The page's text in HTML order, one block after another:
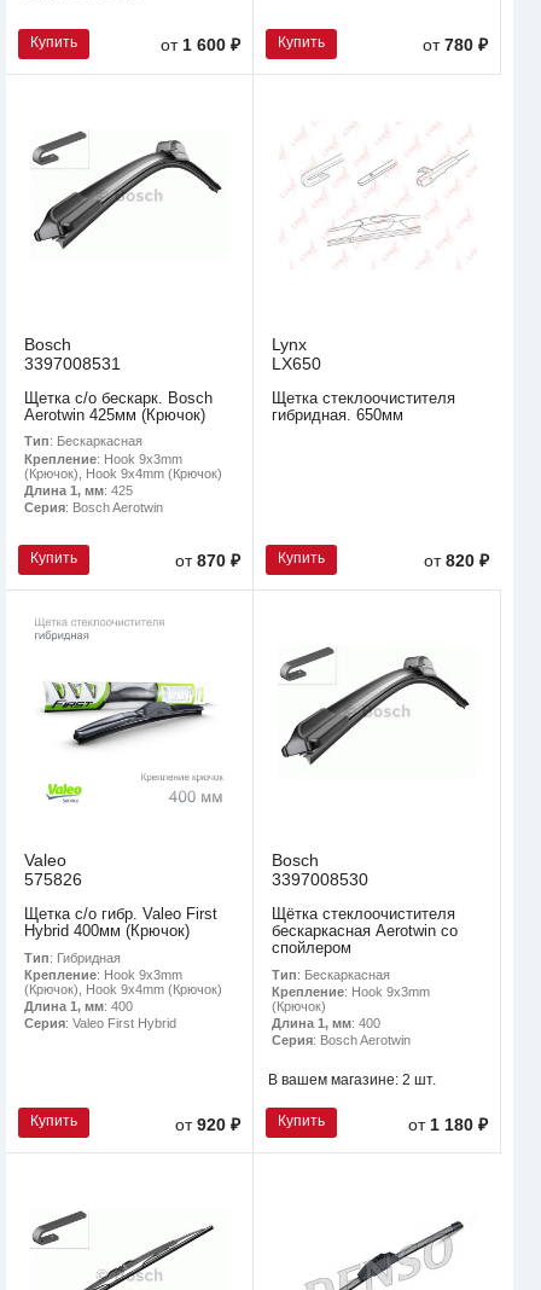
Купить от1 600 ₽ Купить от780 ₽
Bosch
3397008531
Щетка с/о бескарк. Bosch
Aerotwin 425мм (Крючок)
Тип: Бескаркасная
Крепление: Hook 9x3mm
(Крючок), Hook 9x4mm (Крючок)
Длина 1, мм: 425
Серия: Bosch Aerotwin
Купить от870 ₽
Lynx
LX650
Щетка стеклоочистителя
гибридная. 650мм
Купить от820 ₽
Valeo
575826
Щетка с/о гибр. Valeo First
Hybrid 400мм (Крючок)
Тип: Гибридная
Крепление: Hook 9x3mm
(Крючок), Hook 9x4mm (Крючок)
Длина 1, мм: 400
Серия: Valeo First Hybrid
Купить от920 ₽
Bosch
3397008530
Щётка стеклоочистителя
бескаркасная Aerotwin со
спойлером
Тип: Бескаркасная
Крепление: Hook 9x3mm
(Крючок)
Длина 1, мм: 400
Серия: Bosch Aerotwin
В вашем магазине: 2 шт.
Купить от 1 180 ₽